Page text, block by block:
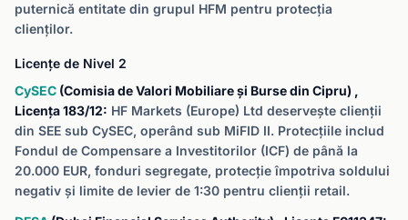
puternică entitate din grupul HFM pentru protecția
clienților.
Licențe de Nivel 2
CySEC (Comisia de Valori Mobiliare și Burse din Cipru) ,
Licența 183/12: HF Markets (Europe) Ltd deservește clienții
din SEE sub CySEC, operând sub MiFID II. Protecțiile includ
Fondul de Compensare a Investitorilor (ICF) de până la
20.000 EUR, fonduri segregate, protecție împotriva soldului
negativ și limite de levier de 1:30 pentru clienții retail.